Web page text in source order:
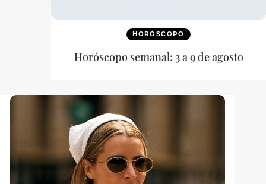
HORÓSCOPO
Horóscopo semanal: 3 a 9 de agosto